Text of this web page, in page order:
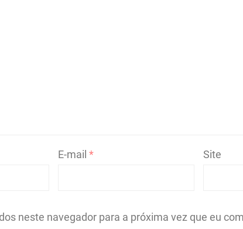
E-mail * Site
neste navegador para a próxima vez que eu